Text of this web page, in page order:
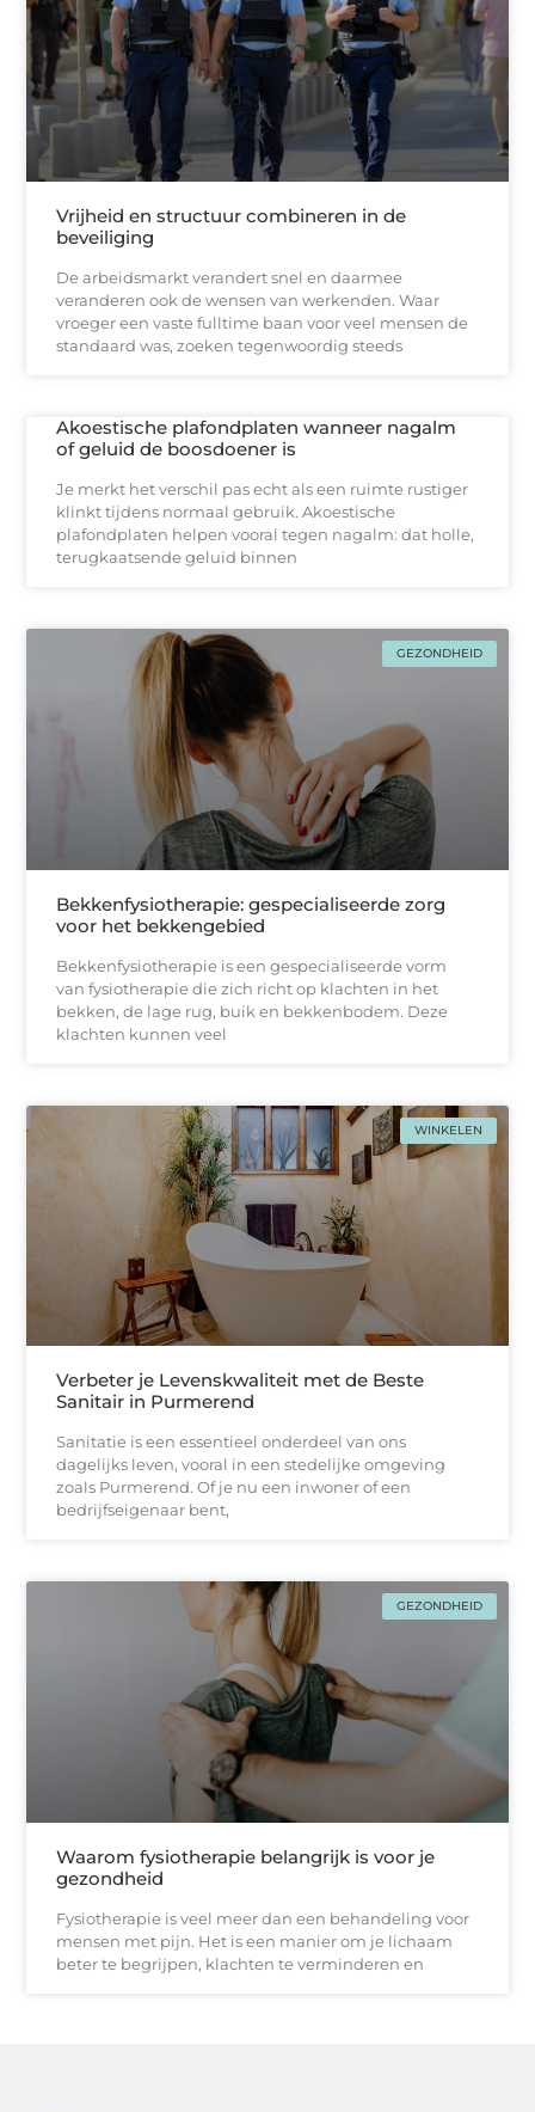
Vrijheid en structuur combineren in de
beveiliging
De arbeidsmarkt verandert snel en daarmee
veranderen ook de wensen van werkenden. Waar
vroeger een vaste fulltime baan voor veel mensen de
standaard was, zoeken tegenwoordig steeds
Akoestische plafondplaten wanneer nagalm
of geluid de boosdoener is
Je merkt het verschil pas echt als een ruimte rustiger
klinkt tijdens normaal gebruik. Akoestische
plafondplaten helpen vooral tegen nagalm: dat holle,
terugkaatsende geluid binnen
GEZONDHEID
Bekkenfysiotherapie: gespecialiseerde zorg
voor het bekkengebied
Bekkenfysiotherapie is een gespecialiseerde vorm
van fysiotherapie die zich richt op klachten in het
bekken, de lage rug, buik en bekkenbodem. Deze
klachten kunnen veel
WINKELEN
Verbeter je Levenskwaliteit met de Beste
Sanitair in Purmerend
Sanitatie is een essentieel onderdeel van ons
dagelijks leven, vooral in een stedelijke omgeving
zoals Purmerend. Of je nu een inwoner of een
bedrijfseigenaar bent,
GEZONDHEID
Waarom fysiotherapie belangrijk is voor je
gezondheid
Fysiotherapie is veel meer dan een behandeling voor
mensen met pijn. Het is een manier om je lichaam
beter te begrijpen, klachten te verminderen en